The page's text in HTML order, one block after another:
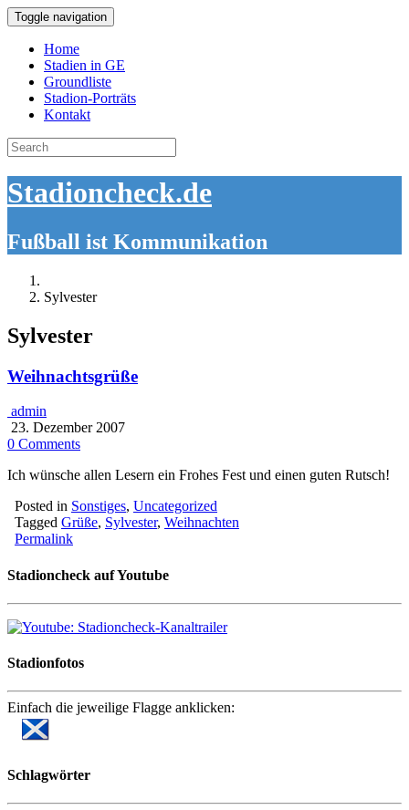
Toggle navigation
Home
Stadien in GE
Groundliste
Stadion-Porträts
Kontakt
Search
for:
Stadioncheck.de
Fußball ist Kommunikation
Sylvester
Sylvester
Weihnachtsgrüße
admin
23. Dezember 2007
0 Comments
Ich wünsche allen Lesern ein Frohes Fest und einen guten Rutsch!
Posted in Sonstiges, Uncategorized
Tagged Grüße, Sylvester, Weihnachten
Permalink
Stadioncheck auf Youtube
Stadionfotos
Einfach die jeweilige Flagge anklicken:
Schlagwörter